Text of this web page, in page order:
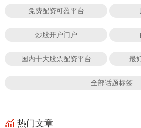
免费配资可盈平台
炒股开户门户
国内十大股票配资平台 最
全部话题标签
热门文章